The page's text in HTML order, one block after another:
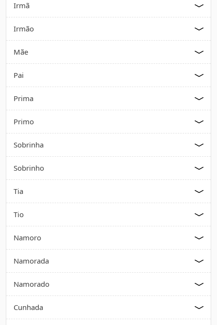
Irmã
Irmão
Mãe
Pai
Prima
Primo
Sobrinha
Sobrinho
Tia
Tio
Namoro
Namorada
Namorado
Cunhada